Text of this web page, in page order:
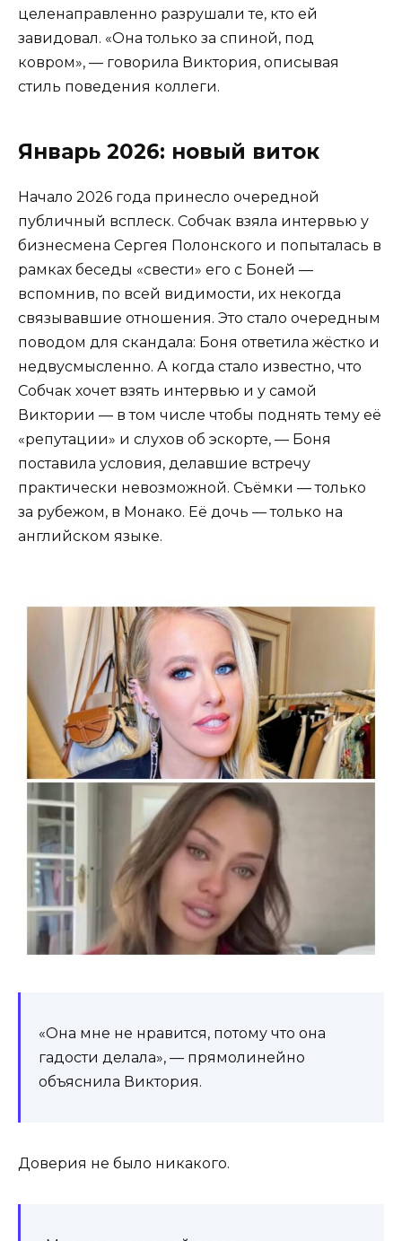
целенаправленно разрушали те, кто ей
завидовал. «Она только за спиной, под
ковром», — говорила Виктория, описывая
стиль поведения коллеги.
Январь 2026: новый виток
Начало 2026 года принесло очередной
публичный всплеск. Собчак взяла интервью у
бизнесмена Сергея Полонского и попыталась в
рамках беседы «свести» его с Боней —
вспомнив, по всей видимости, их некогда
связывавшие отношения. Это стало очередным
поводом для скандала: Боня ответила жёстко и
недвусмысленно. А когда стало известно, что
Собчак хочет взять интервью и у самой
Виктории — в том числе чтобы поднять тему её
«репутации» и слухов об эскорте, — Боня
поставила условия, делавшие встречу
практически невозможной. Съёмки — только
за рубежом, в Монако. Её дочь — только на
английском языке.
«Она мне не нравится, потому что она
гадости делала», — прямолинейно
объяснила Виктория.
Доверия не было никакого.